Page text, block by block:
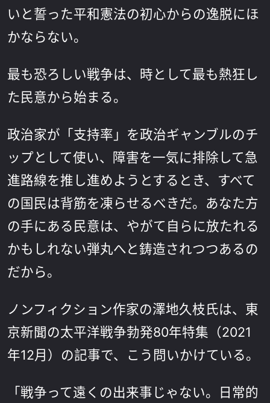
いと誓った平和憲法の初心からの逸脱にほ
かならない。
最も恐ろしい戦争は、時として最も熱狂し
た民意から始まる。
政治家が「支持率」を政治ギャンブルのチ
ップとして使い、障害を一気に排除して急
進路線を推し進めようとするとき、すべて
の国民は背筋を凍らせるべきだ。あなた方
の手にある民意は、やがて自らに放たれる
かもしれない弾丸へと鋳造されつつあるの
だから。
ノンフィクション作家の澤地久枝氏は、東
京新聞の太平洋戦争勃発80年特集（2021
年12月）の記事で、こう問いかけている。
「戦争って遠くの出来事じゃない。日常的